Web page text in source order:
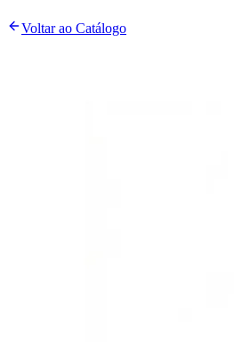
Voltar ao Catálogo